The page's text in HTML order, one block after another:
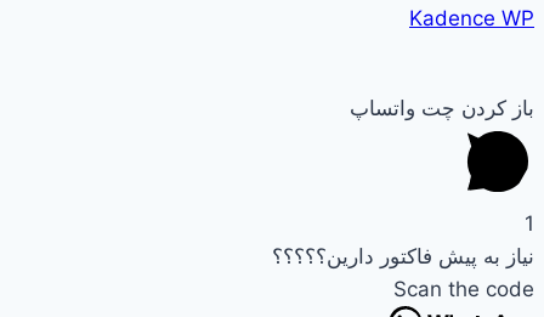
Kadence WP
باز کردن چت واتساپ
1
نیاز به پیش فاکتور دارین؟؟؟؟؟
Scan the code